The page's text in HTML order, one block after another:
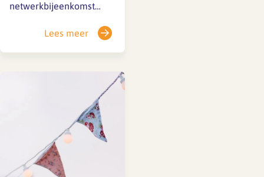
netwerkbijeenkomst
smakelijke en gezellige
napraat. Dank vooral
gesprekscyclus bij
Groosman architecten.
Daarnaast veel dank aan
alle deelnemers voor
Lees meer